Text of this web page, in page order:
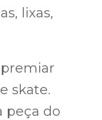
lixas,
skate.
peça do